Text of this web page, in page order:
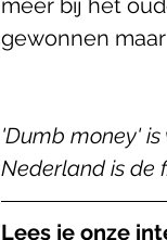
meer bij het
gewonnen
'Dumb money'
Nederland is de
Lees je onze